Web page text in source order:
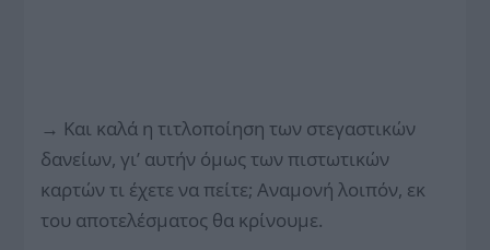
→ Και καλά η τιτλοποίηση των στεγαστικών
δανείων, γι’ αυτήν όμως των πιστωτικών
καρτών τι έχετε να πείτε; Αναμονή λοιπόν, εκ
του αποτελέσματος θα κρίνουμε.